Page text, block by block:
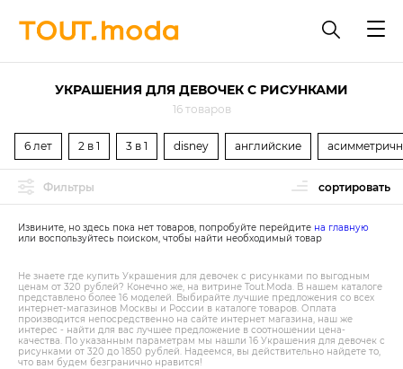
УКРАШЕНИЯ ДЛЯ ДЕВОЧЕК С РИСУНКАМИ
16 товаров
6 лет 2 в 1 3 в 1 disney английские
Фильтры сортировать
Извините, но здесь пока нет товаров, попробуйте перейдите на главную
или воспользуйтесь поиском, чтобы найти необходимый товар
Не знаете где купить Украшения для девочек с рисунками по выгодным
ценам от 320 рублей? Конечно же, на витрине Tout.Modа. В нашем каталоге
представлено более 16 моделей. Выбирайте лучшие предложения со всех
интернет-магазинов Москвы и России в каталоге товаров. Оплата
производится непосредственно на сайте интернет магазина, наш же
интерес - найти для вас лучшее предложение в соотношении цена-
качества. По указанным параметрам мы нашли 16 Украшения для девочек с
рисунками от 320 до 1850 рублей. Надеемся, вы действительно найдете то,
что вам будем безгранично нравится!